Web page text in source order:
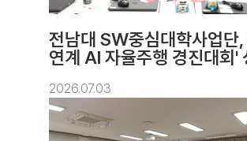
전남대 SW중심대학사업단,
연계 AI 자율주행 경진대회'
2026.07.03